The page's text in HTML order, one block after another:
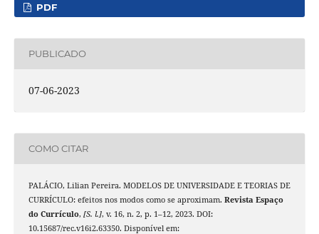
PDF
PUBLICADO
07-06-2023
COMO CITAR
PALÁCIO, Lilian Pereira. MODELOS DE UNIVERSIDADE E TEORIAS DE
CURRÍCULO: efeitos nos modos como se aproximam. Revista Espaço
do Currículo, [S. l.], v. 16, n. 2, p. 1–12, 2023. DOI:
10.15687/rec.v16i2.63350. Disponível em: